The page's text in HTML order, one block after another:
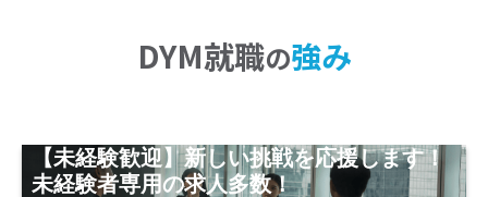
DYM就職の強み
【未経験歓迎】新しい挑戦を応援します！
未経験者専用の求人多数！